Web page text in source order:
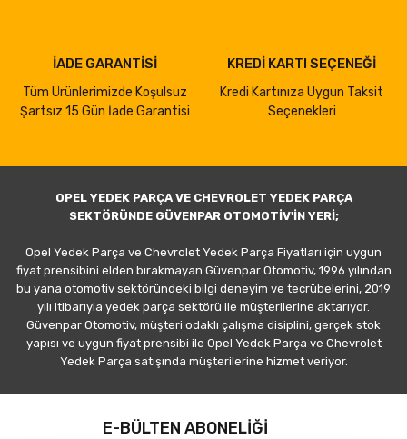
İADE GARANTİSİ
Tüm Ürünlerimizde Koşulsuz
Şartsız 15 Gün İade Garantisi
KREDİ KARTI SEÇENEĞİ
Kredi Kartınıza Uygun Taksit
Seçenekleri
OPEL YEDEK PARÇA VE CHEVROLET YEDEK PARÇA
SEKTÖRÜNDE GÜVENPAR OTOMOTİV'İN YERİ;
Opel Yedek Parça ve Chevrolet Yedek Parça Fiyatları için uygun
fiyat prensibini elden bırakmayan Güvenpar Otomotiv, 1996 yılından
bu yana otomotiv sektöründeki bilgi deneyim ve tecrübelerini, 2019
yılı itibarıyla yedek parça sektörü ile müşterilerine aktarıyor.
Güvenpar Otomotiv, müşteri odaklı çalışma disiplini, gerçek stok
yapısı ve uygun fiyat prensibi ile Opel Yedek Parça ve Chevrolet
Yedek Parça satışında müşterilerine hizmet veriyor.
E-BÜLTEN ABONELİĞİ